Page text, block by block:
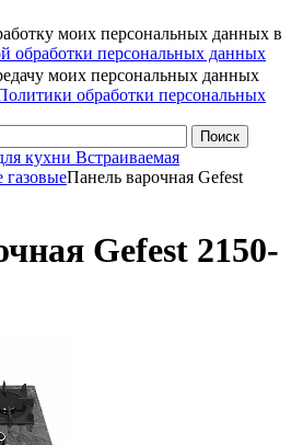
моих персональных данных в
обработки персональных данных
моих персональных данных
обработки персональных
кухни Встраиваемая
Панель варочная Gefest
Gefest 2150-